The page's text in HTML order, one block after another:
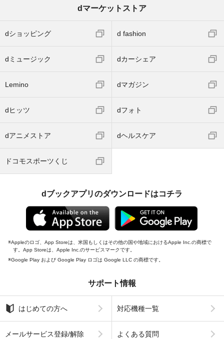
dマーケットストア
dショッピング d fashion
dミュージック dカーシェア
Lemino dマガジン
dヒッツ dフォト
dアニメストア dヘルスケア
ドコモスポーツくじ
dブックアプリのダウンロードはコチラ
Appleのロゴ、App Storeは、米国もしくはその他の国や地域におけるApple Inc.の商標で
す。App Storeは、Apple Inc.のサービスマークです。
Google Play および Google Play ロゴは Google LLC の商標です。
サポート情報
はじめての方へ 対応機種一覧
メールサービス登録/解除 よくある質問